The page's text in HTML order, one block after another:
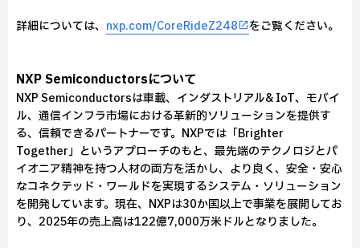
詳細については、 nxp.com/CoreRideZ248 をご覧ください。
NXP Semiconductorsについて
NXP Semiconductorsは車載、インダストリアル& IoT、モバイ
ル、通信インフラ市場における革新的ソリューションを提供す
る、信頼できるパートナーです。NXPでは「Brighter
Together」というアプローチのもと、最先端のテクノロジとパ
イオニア精神を持つ人材の両方を活かし、より良く、安全・安心
なコネクテッド・ワールドを実現するシステム・ソリューション
を開発しています。現在、NXPは30か国以上で事業を展開してお
り、2025年の売上高は122億7,000万米ドルとなりました。